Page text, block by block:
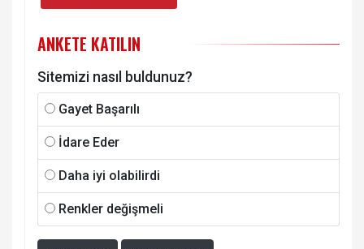
ANKETE KATILIN
Sitemizi nasıl buldunuz?
Gayet Başarılı
İdare Eder
Daha iyi olabilirdi
Renkler değişmeli